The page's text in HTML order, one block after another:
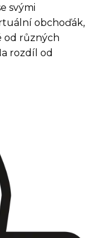
svými
obchoďák,
od různých
rozdíl od